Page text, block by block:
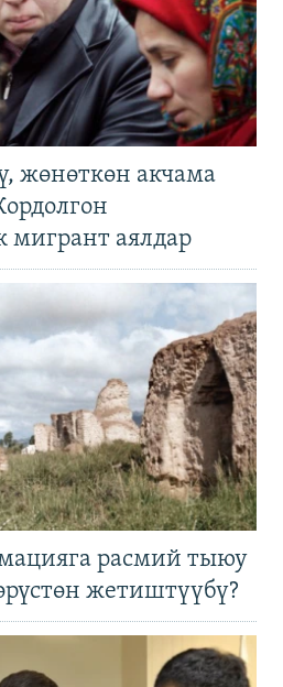
жөнөткөн акчама
мигрант аялдар
расмий тыюу
жетиштүүбү?